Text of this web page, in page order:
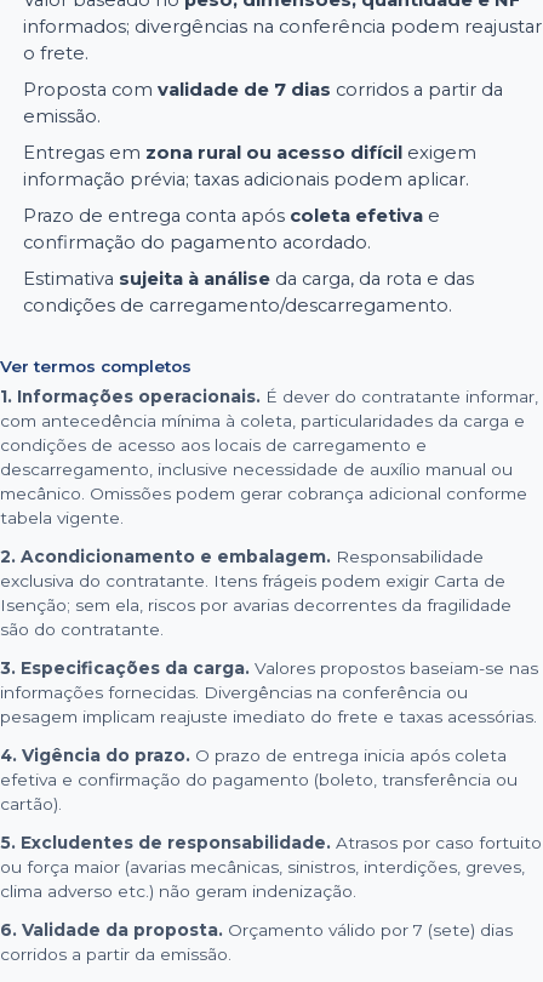
informados; divergências na conferência podem reajustar
o frete.
Proposta comvalidade de 7 dias corridos a partir da
emissão.
Entregas em zona rural ou acesso difícil exigem
informação prévia; taxas adicionais podem aplicar.
Prazo de entrega conta após coleta efetiva e
confirmação do pagamento acordado.
Estimativa sujeita à análise da carga, da rota e das
condições de carregamento/descarregamento.
Ver termos completos
1. Informações operacionais. É dever do contratante informar,
com antecedência mínima à coleta, particularidades da carga e
condições de acesso aos locais de carregamento e
descarregamento, inclusive necessidade de auxílio manual ou
mecânico. Omissões podem gerar cobrança adicional conforme
tabela vigente.
2. Acondicionamento e embalagem. Responsabilidade
exclusiva do contratante. Itens frágeis podem exigir Carta de
Isenção; sem ela, riscos por avarias decorrentes da fragilidade
são do contratante.
3. Especificações da carga. Valores propostos baseiam-se nas
informações fornecidas. Divergências na conferência ou
pesagem implicam reajuste imediato do frete e taxas acessórias.
4. Vigência do prazo. O prazo de entrega inicia após coleta
efetiva e confirmação do pagamento (boleto, transferência ou
cartão).
5. Excludentes de responsabilidade. Atrasos por caso fortuito
ou força maior (avarias mecânicas, sinistros, interdições, greves,
clima adverso etc.) não geram indenização.
6. Validade da proposta. Orçamento válido por 7 (sete) dias
corridos a partir da emissão.